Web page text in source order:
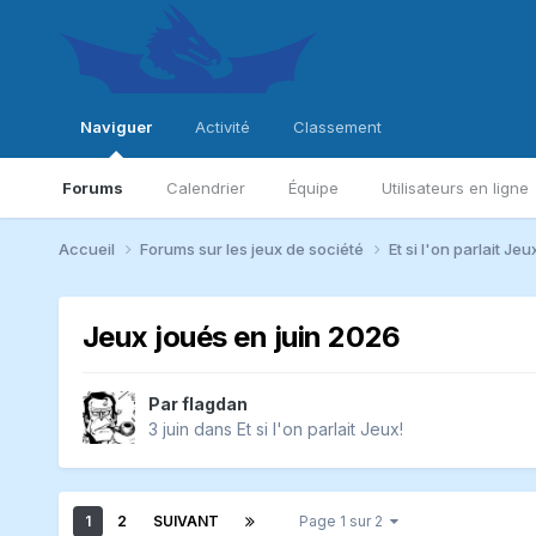
Naviguer
Forums Calendrier Équipe Utilisateurs en ligne
Activité Classement
Accueil Forums sur les jeux de société Et si l'on parlait
Jeux joués en juin 2026
Parflagdan
3 juin dans Et si l'on parlait Jeux!
1 2 SUIVANT Page 1 sur 2